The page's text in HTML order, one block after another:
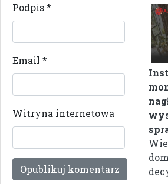
Podpis*
Email *
Witryna internetowa